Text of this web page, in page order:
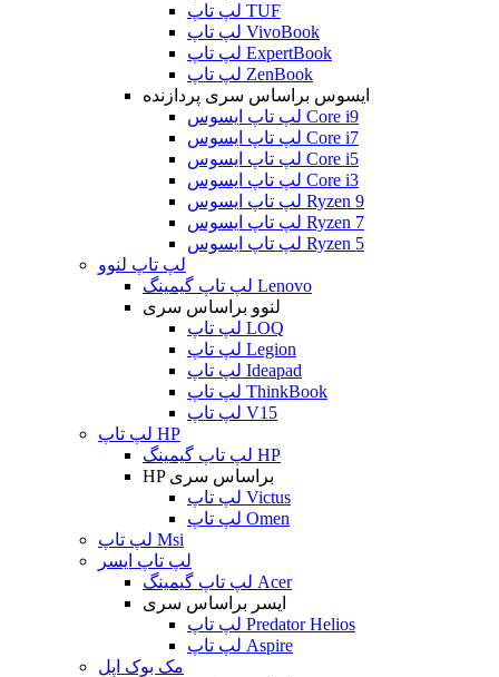
لپ تاپ TUF
لپ تاپ VivoBook
لپ تاپ ExpertBook
لپ تاپ ZenBook
ایسوس براساس سری پردازنده
لپ تاپ ایسوس Core i9
لپ تاپ ایسوس Core i7
لپ تاپ ایسوس Core i5
لپ تاپ ایسوس Core i3
لپ تاپ ایسوس Ryzen 9
لپ تاپ ایسوس Ryzen 7
لپ تاپ ایسوس Ryzen 5
لپ تاپ لنوو
لپ تاپ گیمینگ Lenovo
لنوو براساس سری
لپ تاپ LOQ
لپ تاپ Legion
لپ تاپ Ideapad
لپ تاپ ThinkBook
لپ تاپ V15
لپ تاپ HP
لپ تاپ گیمینگ HP
HP براساس سری
لپ تاپ Victus
لپ تاپ Omen
لپ تاپ Msi
لپ تاپ ایسر
لپ تاپ گیمینگ Acer
ایسر براساس سری
لپ تاپ Predator Helios
لپ تاپ Aspire
مک بوک اپل